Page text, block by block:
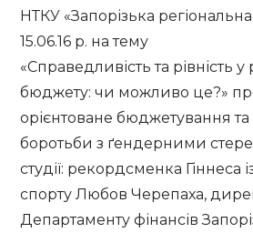
НТКУ «Запорізька
15.06.16 р. на тему
«Справедливість та рівність у
бюджету: чи можливо це?»
орієнтоване бюджетування та
боротьби з ґендерними
студії: рекордсменка Гіннеса
спорту Любов Черепаха,
Департаменту фінансів